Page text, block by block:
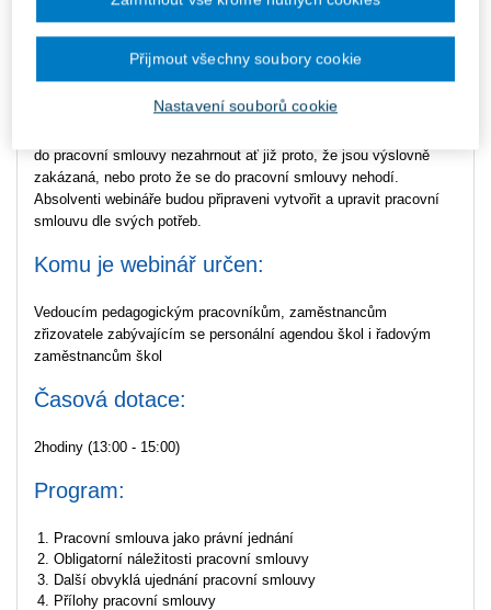
Místo konání ONLINE - Microsoft Teams
Webinář je zaměřen na tvorbu pracovní smlouvy zaměstnanců ve
další obvyklá ujednání a vysvětlí, jak pracovat s přílohami
do pracovní smlouvy nezahrnout ať již proto, že jsou výslovně
zakázaná, nebo proto že se do pracovní smlouvy nehodí.
Absolventi webináře budou připraveni vytvořit a upravit pracovní
smlouvu dle svých potřeb.
Komu je webinář určen:
Vedoucím pedagogickým pracovníkům, zaměstnancům
zřizovatele zabývajícím se personální agendou škol i řadovým
zaměstnancům škol
Časová dotace:
2hodiny (13:00 - 15:00)
Program:
Pracovní smlouva jako právní jednání
Obligatorní náležitosti pracovní smlouvy
Další obvyklá ujednání pracovní smlouvy
Přílohy pracovní smlouvy
Nastavení souborů cookie
Přijmout všechny soubory cookie